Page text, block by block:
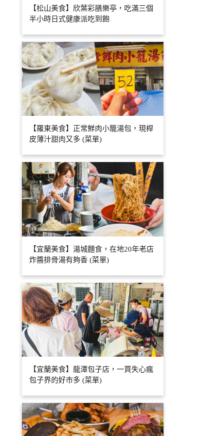
【松山美食】欣葉彩膳樂亭，吃滿三個
半小時日式健康派吃到飽
【羅東美食】正常鮮肉小籠湯包，現桿
皮薄汁甜肉又多 (菜單)
【宜蘭美食】湯城麵食，在地20年老店
炸醬排骨湯有夠香 (菜單)
【宜蘭美食】龍潭包子店，一買失心瘋
包子界的好市多 (菜單)